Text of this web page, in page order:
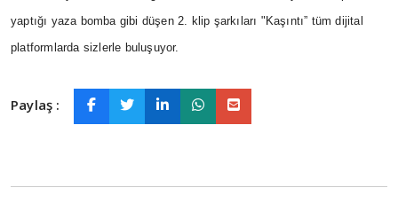
yaptığı yaza bomba gibi düşen 2. klip şarkıları "Kaşıntı” tüm dijital
platformlarda sizlerle buluşuyor.
Paylaş :